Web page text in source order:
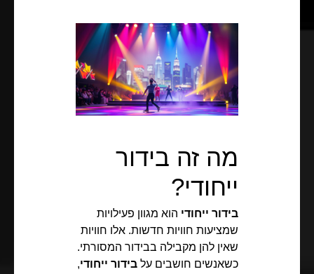
מה זה בידור
ייחודי?
בידור ייחודי הוא מגוון פעילויות
שמציעות חוויות חדשות. אלו חוויות
שאין להן מקבילה בבידור המסורתי.
כשאנשים חושבים על בידור ייחודי,